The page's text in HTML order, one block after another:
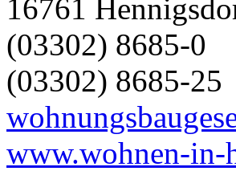
16761
(03302) 8685-0
(03302) 8685-25
www.wohnen-in-